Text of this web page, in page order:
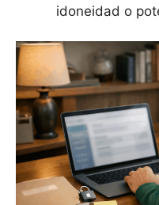
idoneidad o